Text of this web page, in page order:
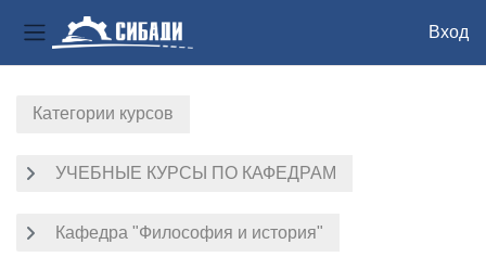
Боковая панель
Вход
Категории курсов
УЧЕБНЫЕ КУРСЫ ПО КАФЕДРАМ
Кафедра "Философия и история"